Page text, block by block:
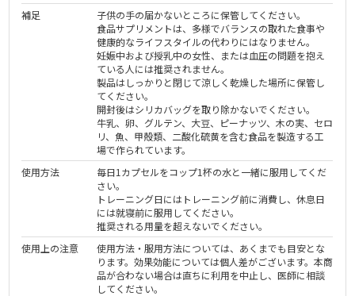
補足
子供の手の届かないところに保管してください。
食品サプリメントは、多様でバランスの取れた食事や
健康的なライフスタイルの代わりにはなりません。
妊娠中および授乳中の女性、または血圧の問題を抱え
ている人には推奨されません。
製品はしっかりと閉じて涼しく乾燥した場所に保管し
てください。
開封後はシリカバッグを取り除かないでください。
牛乳、卵、グルテン、大豆、ピーナッツ、木の実、セロ
リ、魚、甲殻類、二酸化硫黄を含む食品を製造する工
場で作られています。
使用方法
毎日1カプセルをコップ1杯の水と一緒に服用してくだ
さい。
トレーニング日にはトレーニング前に消費し、休息日
には就寝前に服用してください。
推奨される用量を超えないでください。
使用上の注意
使用方法・服用方法については、あくまでも目安とな
ります。効果効能については個人差がございます。本商
品が合わない場合は直ちに利用を中止し、医師に相談
してください。